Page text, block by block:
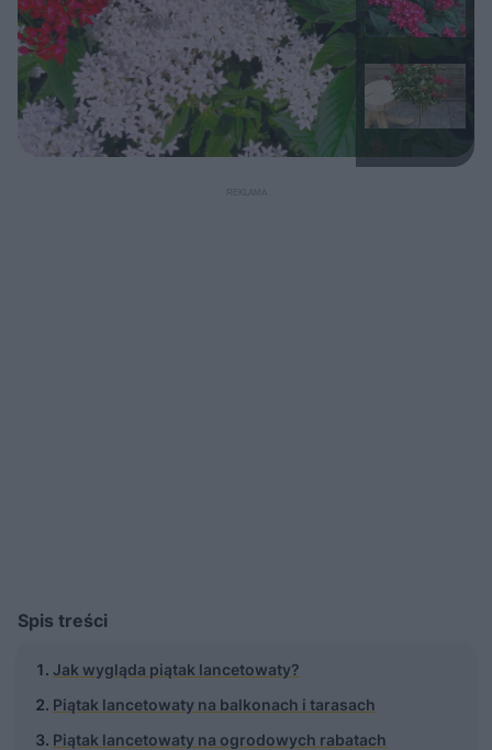
Spis treści
Jak wygląda piątak lancetowaty?
Piątak lancetowaty na balkonach i tarasach
Piątak lancetowaty na ogrodowych rabatach